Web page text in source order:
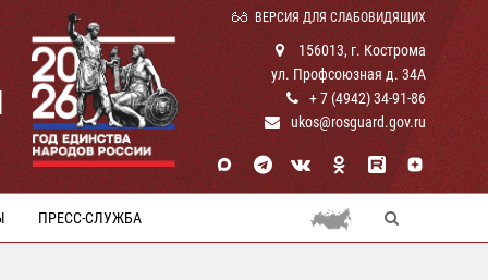
ВЕРСИЯ ДЛЯ СЛАБОВИДЯЩИХ
156013, г. Кострома
ул. Профсоюзная д. 34А
+ 7 (4942) 34-91-86
ukos@rosguard.gov.ru
ПРЕСС-СЛУЖБА